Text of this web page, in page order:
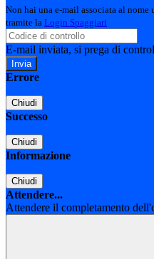
Non hai una e-mail associata al
tramite la Login Spaggiari
E-mail inviata, si prega di
Errore
Chiudi
Successo
Chiudi
Informazione
Chiudi
Attendere...
Attendere il completamento